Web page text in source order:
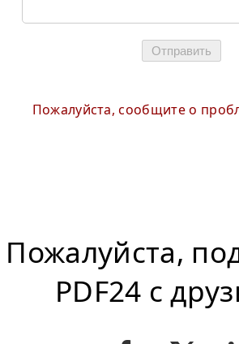
Отправить
Пожалуйста, сообщите о
Пожалуйста,
PDF24 с